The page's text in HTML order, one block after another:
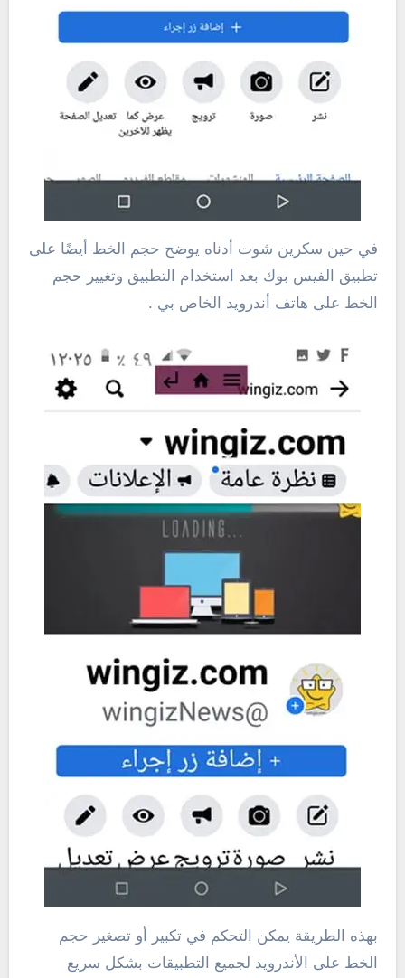
في حين سكرين شوت أدناه يوضح حجم الخط أيضًا على
تطبيق الفيس بوك بعد استخدام التطبيق وتغيير حجم
الخط على هاتف أندرويد الخاص بي .
بهذه الطريقة يمكن التحكم في تكبير أو تصغير حجم
الخط على الأندرويد لجميع التطبيقات بشكل سريع